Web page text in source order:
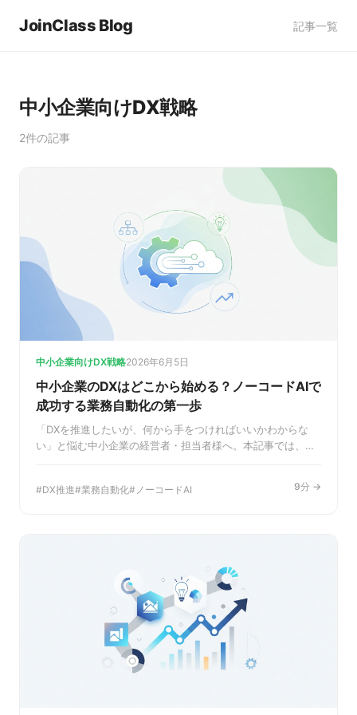
JoinClass Blog 記事一覧
中小企業向けDX戦略
2件の記事
中小企業向けDX戦略2026年6月5日
中小企業のDXはどこから始める？ノーコードAIで
成功する業務自動化の第一歩
「DXを推進したいが、何から手をつければいいかわからな
い」と悩む中小企業の経営者・担当者様へ。本記事では、専
敗しない導入ステップ、成功事例までを網羅し、貴社の生産
DX推進 業務自動化 ノーコードAI 9分 →